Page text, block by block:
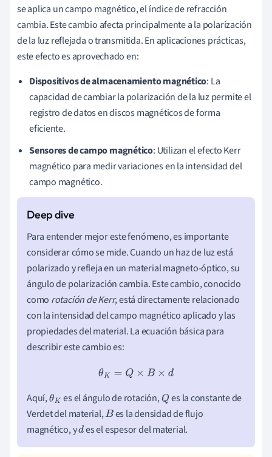
se aplica un campo magnético, el índice de refracción
cambia. Este cambio afecta principalmente a la polarización
de la luz reflejada o transmitida. En aplicaciones prácticas,
este efecto es aprovechado en:
Dispositivos de almacenamiento magnético: La
capacidad de cambiar la polarización de la luz permite el
registro de datos en discos magnéticos de forma
eficiente.
Sensores de campo magnético: Utilizan el efecto Kerr
magnético para medir variaciones en la intensidad del
campo magnético.
Para entender mejor este fenómeno, es importante
considerar cómo se mide. Cuando un haz de luz está
polarizado y refleja en un material magneto-óptico, su
ángulo de polarización cambia. Este cambio, conocido
como rotación de Kerr, está directamente relacionado
con la intensidad del campo magnético aplicado y las
propiedades del material. La ecuación básica para
describir este cambio es:
θK =Q ×B ×d
Aquí,θK es el ángulo de rotación,Q es la constante de
Verdet del material,B es la densidad de flujo
magnético, ydes el espesor del material.